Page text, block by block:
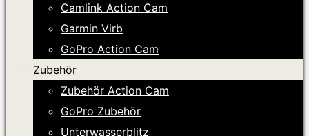
Camlink Action Cam
Garmin Virb
GoPro Action Cam
Zubehör
Zubehör Action Cam
GoPro Zubehör
Unterwasserblitz